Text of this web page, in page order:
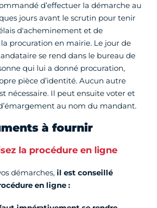
d’effectuer la démarche au
jours avant le scrutin pour tenir
d'acheminement et de
procuration en mairie. Le jour de
se rend dans le bureau de
qui lui a donné procuration,
pièce d’identité. Aucun autre
nécessaire. Il peut ensuite voter et
au nom du mandant.
à fournir
la procédure en ligne
démarches, il est conseillé
en ligne :